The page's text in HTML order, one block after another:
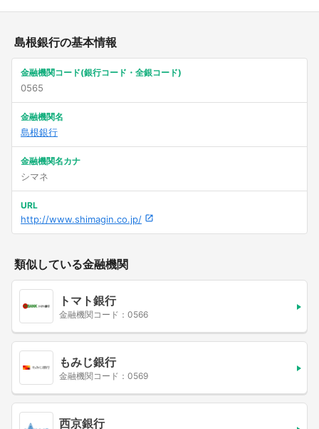
島根銀行の基本情報
金融機関コード(銀行コード・全銀コード)
0565
金融機関名
島根銀行
金融機関名カナ
シマネ
URL
http://www.shimagin.co.jp/
類似している金融機関
トマト銀行
金融機関コード：0566
もみじ銀行
金融機関コード：0569
西京銀行